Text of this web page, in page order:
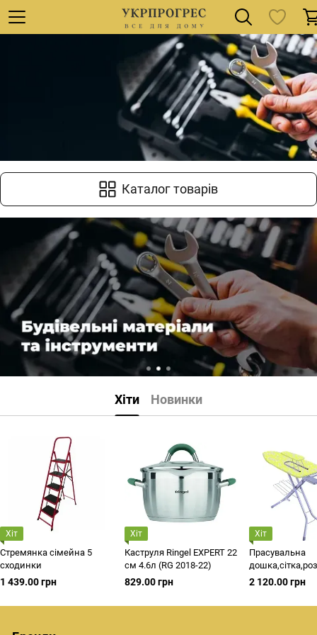
Каталог товарів
Хіти Новинки
Хіт
Стремянка сімейна 5
сходинки
1 439.00 грн
Хіт
Каструля Ringel EXPERT 22
см 4.6л (RG 2018-22)
829.00 грн
Хіт
Прасувальна
поличка для
PROFESSIONAL
2 120.00 грн